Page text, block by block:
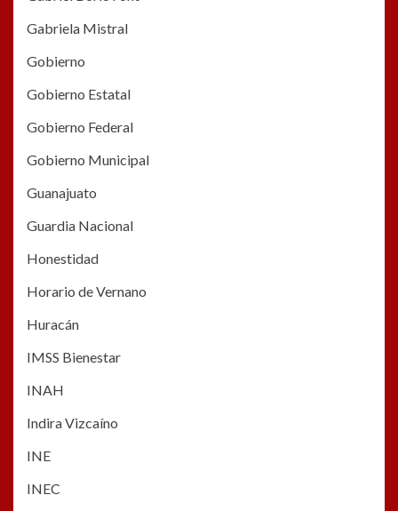
Gabriela Mistral
Gobierno
Gobierno Estatal
Gobierno Federal
Gobierno Municipal
Guanajuato
Guardia Nacional
Honestidad
Horario de Vernano
Huracán
IMSS Bienestar
INAH
Indira Vizcaíno
INE
INEC